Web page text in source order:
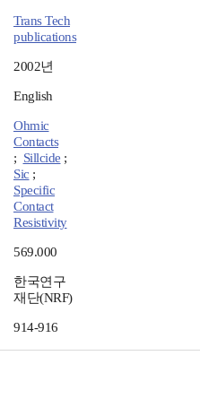
Trans Tech
publications
2002년
English
Ohmic
Contacts
; Sillcide ;
Sic ;
Specific
Contact
Resistivity
569.000
한국연구
재단(NRF)
914-916